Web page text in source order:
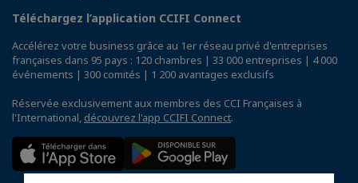
Téléchargez l’application CCIFI Connect
Accélérez votre business grâce au 1er réseau privé d'entreprises
françaises dans 95 pays : 120 chambres | 33 000 entreprises | 4 000
événements | 300 comités | 1 200 avantages exclusifs
Réservée exclusivement aux membres des CCI Françaises à
l'International, découvrez l'app CCIFI Connect.